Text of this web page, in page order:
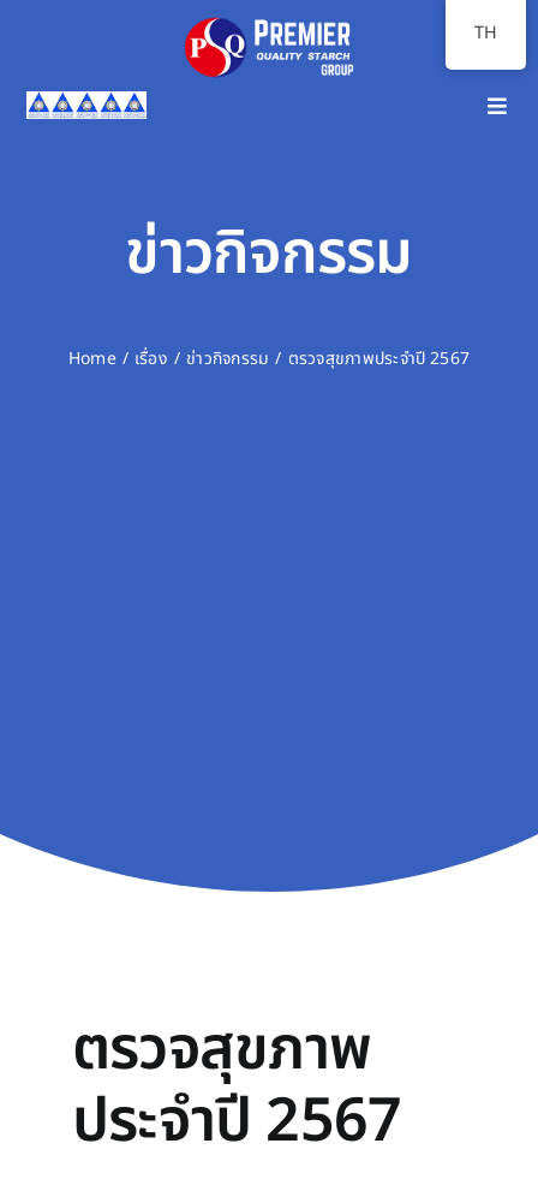
ภาพรวมธุรกิจ
นักลงทุนสัมพันธ์
ข่าวกิจกรรม
Home เรื่อง ข่าวกิจกรรม ตรวจสุขภาพประจำปี 2567
ตรวจสุขภาพ
ประจำปี 2567
TH